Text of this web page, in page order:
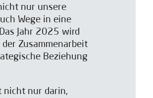
nur unsere
Wege in eine
Jahr 2025 wird
Zusammenarbeit
Beziehung
nicht nur darin,